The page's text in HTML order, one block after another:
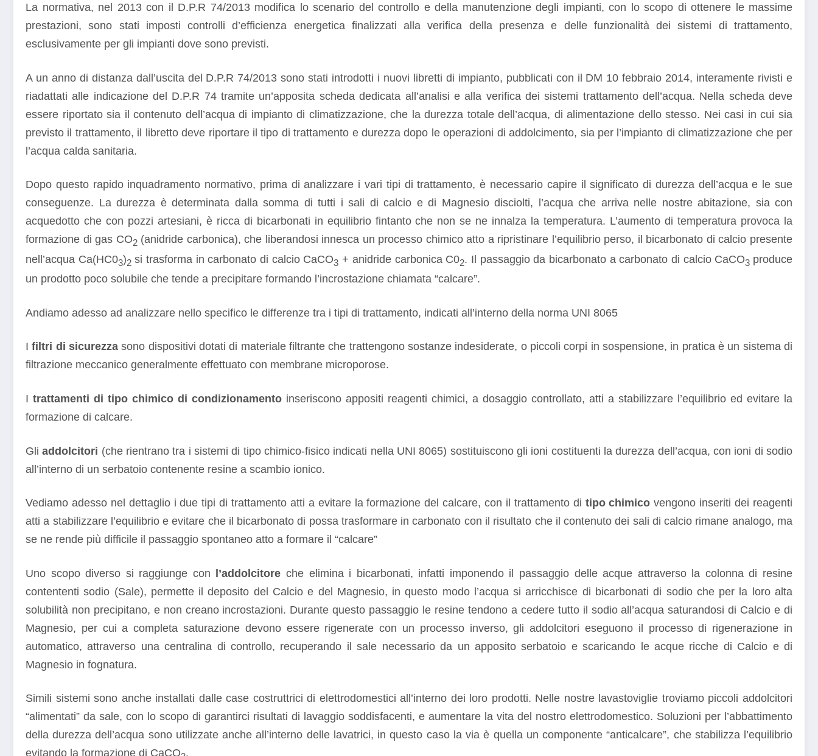
La normativa, nel 2013 con il D.P.R 74/2013 modifica lo scenario del controllo e della manutenzione degli impianti, con lo scopo di ottenere le massime
prestazioni, sono stati imposti controlli d’efficienza energetica finalizzati alla verifica della presenza e delle funzionalità dei sistemi di trattamento,
esclusivamente per gli impianti dove sono previsti.
A un anno di distanza dall’uscita del D.P.R 74/2013 sono stati introdotti i nuovi libretti di impianto, pubblicati con il DM 10 febbraio 2014, interamente rivisti e
riadattati alle indicazione del D.P.R 74 tramite un’apposita scheda dedicata all’analisi e alla verifica dei sistemi trattamento dell’acqua. Nella scheda deve
essere riportato sia il contenuto dell’acqua di impianto di climatizzazione, che la durezza totale dell’acqua, di alimentazione dello stesso. Nei casi in cui sia
previsto il trattamento, il libretto deve riportare il tipo di trattamento e durezza dopo le operazioni di addolcimento, sia per l’impianto di climatizzazione che per
l’acqua calda sanitaria.
Dopo questo rapido inquadramento normativo, prima di analizzare i vari tipi di trattamento, è necessario capire il significato di durezza dell’acqua e le sue
conseguenze. La durezza è determinata dalla somma di tutti i sali di calcio e di Magnesio disciolti, l’acqua che arriva nelle nostre abitazione, sia con
acquedotto che con pozzi artesiani, è ricca di bicarbonati in equilibrio fintanto che non se ne innalza la temperatura. L’aumento di temperatura provoca la
formazione di gas CO2(anidride carbonica), che liberandosi innesca un processo chimico atto a ripristinare l’equilibrio perso, il bicarbonato di calcio presente
nell’acqua Ca(HC03)2si trasforma in carbonato di calcio CaCO3 + anidride carbonica C02. Il passaggio da bicarbonato a carbonato di calcio CaCO3 produce
un prodotto poco solubile che tende a precipitare formando l’incrostazione chiamata “calcare”.
Andiamo adesso ad analizzare nello specifico le differenze tra i tipi di trattamento, indicati all’interno della norma UNI 8065
Ifiltri di sicurezza sono dispositivi dotati di materiale filtrante che trattengono sostanze indesiderate, o piccoli corpi in sospensione, in pratica è un sistema di
filtrazione meccanico generalmente effettuato con membrane microporose.
I trattamenti di tipo chimico di condizionamento inseriscono appositi reagenti chimici, a dosaggio controllato, atti a stabilizzare l’equilibrio ed evitare la
formazione di calcare.
Gliaddolcitori (che rientrano tra i sistemi di tipo chimico-fisico indicati nella UNI 8065) sostituiscono gli ioni costituenti la durezza dell’acqua, con ioni di sodio
all’interno di un serbatoio contenente resine a scambio ionico.
Vediamo adesso nel dettaglio i due tipi di trattamento atti a evitare la formazione del calcare, con il trattamento di tipo chimico vengono inseriti dei reagenti
atti a stabilizzare l’equilibrio e evitare che il bicarbonato di possa trasformare in carbonato con il risultato che il contenuto dei sali di calcio rimane analogo, ma
se ne rende più difficile il passaggio spontaneo atto a formare il “calcare”
Uno scopo diverso si raggiunge con l’addolcitore che elimina i bicarbonati, infatti imponendo il passaggio delle acque attraverso la colonna di resine
contententi sodio (Sale), permette il deposito del Calcio e del Magnesio, in questo modo l’acqua si arricchisce di bicarbonati di sodio che per la loro alta
solubilità non precipitano, e non creano incrostazioni. Durante questo passaggio le resine tendono a cedere tutto il sodio all’acqua saturandosi di Calcio e di
Magnesio, per cui a completa saturazione devono essere rigenerate con un processo inverso, gli addolcitori eseguono il processo di rigenerazione in
automatico, attraverso una centralina di controllo, recuperando il sale necessario da un apposito serbatoio e scaricando le acque ricche di Calcio e di
Magnesio in fognatura.
Simili sistemi sono anche installati dalle case costruttrici di elettrodomestici all’interno dei loro prodotti. Nelle nostre lavastoviglie troviamo piccoli addolcitori
“alimentati” da sale, con lo scopo di garantirci risultati di lavaggio soddisfacenti, e aumentare la vita del nostro elettrodomestico. Soluzioni per l’abbattimento
della durezza dell’acqua sono utilizzate anche all’interno delle lavatrici, in questo caso la via è quella un componente “anticalcare”, che stabilizza l’equilibrio
evitando la formazione di CaCO .